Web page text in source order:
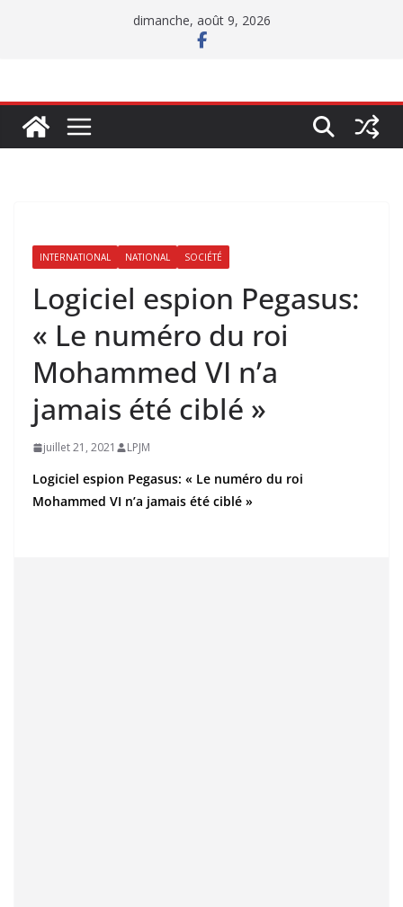
dimanche, août 9, 2026
INTERNATIONAL NATIONAL SOCIÉTÉ
Logiciel espion Pegasus:
« Le numéro du roi
Mohammed VI n’a
jamais été ciblé »
juillet 21, 2021 LPJM
Logiciel espion Pegasus: « Le numéro du roi
Mohammed VI n’a jamais été ciblé »